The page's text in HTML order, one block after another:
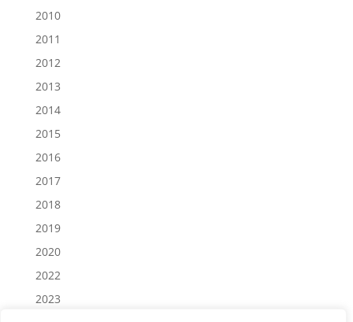
2010
2011
2012
2013
2014
2015
2016
2017
2018
2019
2020
2022
2023